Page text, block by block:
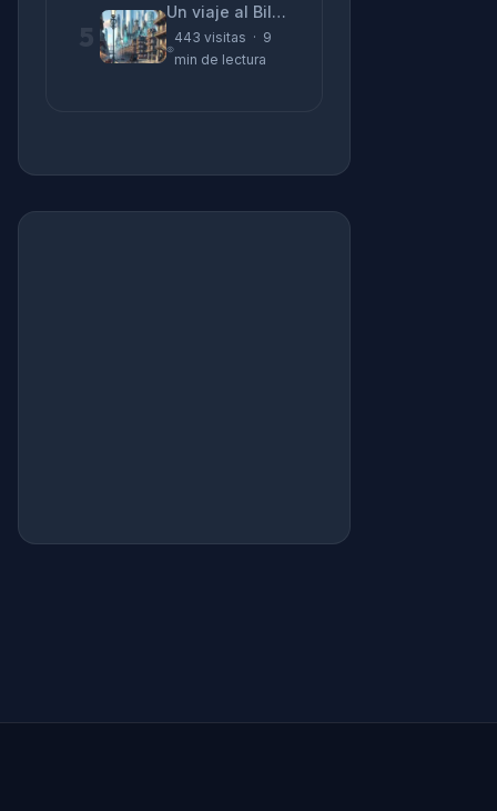
Un viaje al Bilbao de 2026 con sabor a 1895
443 visitas · 9
min de lectura